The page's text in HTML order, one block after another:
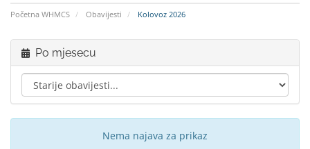
Početna WHMCS Obavijesti Kolovoz 2026
Po mjesecu
Nema najava za prikaz